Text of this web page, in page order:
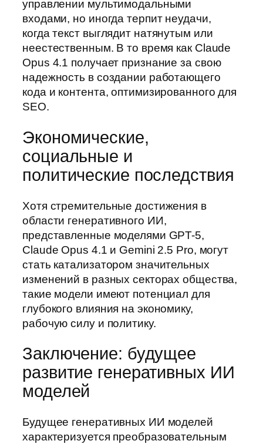
управлении мультимодальными
входами, но иногда терпит неудачи,
когда текст выглядит натянутым или
неестественным. В то время как Claude
Opus 4.1 получает признание за свою
надежность в создании работающего
кода и контента, оптимизированного для
SEO.
Экономические,
социальные и
политические последствия
Хотя стремительные достижения в
области генеративного ИИ,
представленные моделями GPT-5,
Claude Opus 4.1 и Gemini 2.5 Pro, могут
стать катализатором значительных
изменений в разных секторах общества,
такие модели имеют потенциал для
глубокого влияния на экономику,
рабочую силу и политику.
Заключение: будущее
развитие генеративных ИИ
моделей
Будущее генеративных ИИ моделей
характеризуется преобразовательным